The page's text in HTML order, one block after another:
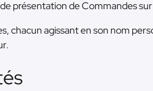
présentation de Commandes
agissant en son nom